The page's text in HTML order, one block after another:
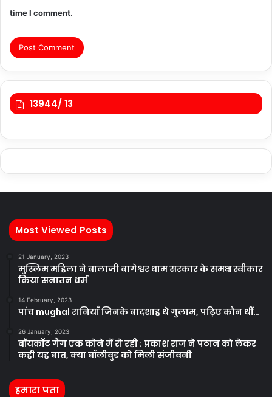
time I comment.
13944/ 13
Most Viewed Posts
21 January, 2023
मुस्लिम महिला ने बालाजी बागेश्वर धाम सरकार के समक्ष स्वीकार
किया सनातन धर्म
14 February, 2023
पांच mughal रानियाँ जिनके बादशाह थे गुलाम, पढ़िए कौन थीं…
26 January, 2023
बॉयकॉट गैंग एक कोने में रो रही : प्रकाश राज ने पठान को लेकर
कही यह बात, क्या बॉलीवुड को मिली संजीवनी
हमारा पता